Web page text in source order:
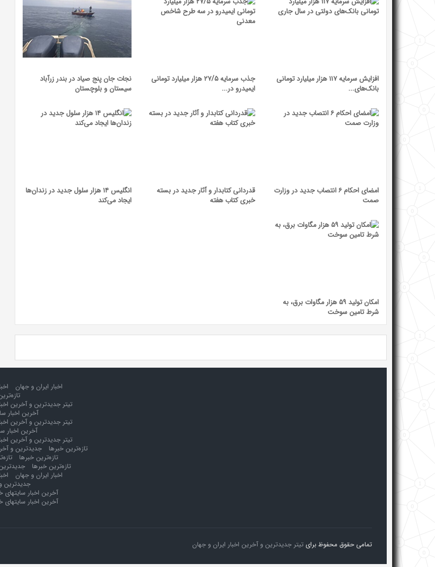
افزایش سرمایه ۱۱۷ هزار میلیارد تومانی
بانک‌های...
جذب سرمایه ۲۷/۵ هزار میلیارد تومانی
ایمیدرو در...
نجات جان پنج صیاد در بندر زرآباد
سیستان و بلوچستان
امضای احکام ۶ انتصاب جدید در وزارت
صمت
قدردانی کتابدار و آثار جدید در بسته
خبری کتاب هفته
انگلیس ۱۴ هزار سلول جدید در زندان‌ها
ایجاد می‌کند
امکان تولید ۵۹ هزار مگاوات برق، به
شرط تامین سوخت
اخبار ایران و جهان
تیتر جدیدترین و آخرین
آخرین اخبار
تیتر جدیدترین و آخرین
آخرین اخبار
تیتر جدیدترین و آخرین
تازه‌ترین خبرها
جدیدترین و
تازه‌ترین خبرها
تازه‌ترین خبرها
اخبار ایران و جهان
جدیدترین
آخرین اخبار سایتهای
آخرین اخبار سایتهای
تمامی حقوق محفوظ برای تیتر جدیدترین و آخرین اخبار ایران و جهان